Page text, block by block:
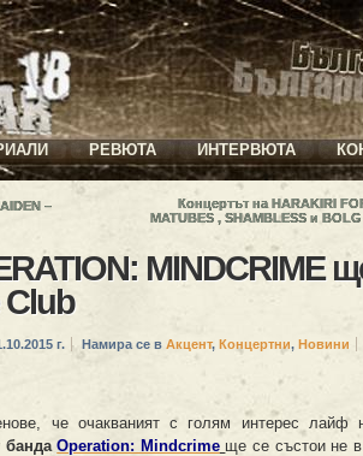
РЕВЮТА ИНТЕРВЮТА
–
Концертът на HARAKIRI
MATUBES , SHAMBLESS и
MINDCRIME
Club
г. Намира се в Акцент, Концертни, Новини
че очакваният с голям интерес лайф
бандаOperation: Mindcrime ще се състои не в